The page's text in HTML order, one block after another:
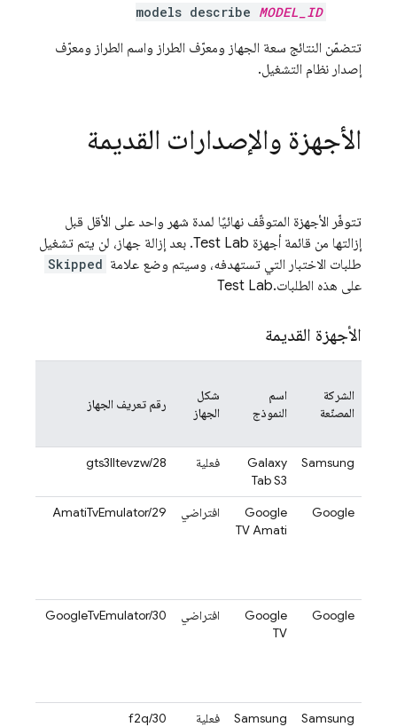
models describe MODEL_ID
تتضمّن النتائج سعة الجهاز ومعرّف الطراز واسم الطراز ومعرّف
إصدار نظام التشغيل.
الأجهزة والإصدارات القديمة
تتوفّر الأجهزة المتوقّف نهائيًا لمدة شهر واحد على الأقل قبل
إزالتها من قائمة أجهزة Test Lab. بعد إزالة جهاز، لن يتم تشغيل
طلبات الاختبار التي تستهدفه، وسيتم وضع علامة Skipped
على هذه الطلبات.Test Lab
الأجهزة القديمة
الشركة
المصنّعة
اسم
النموذج
شكل
الجهاز
رقم تعريف الجهاز
Samsung
Galaxy
Tab S3
فعلية gts3lltevzw/28
Google
Google
TV Amati
افتراضي AmatiTvEmulator/29
Google
Google
TV
افتراضي GoogleTvEmulator/30
Samsung
Samsung
فعلية f2q/30